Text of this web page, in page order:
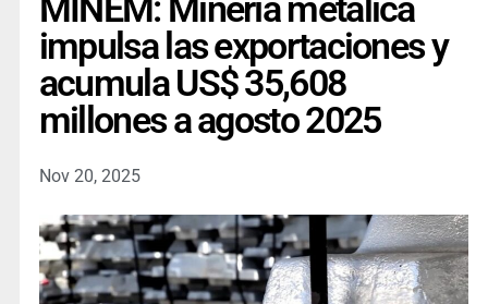
MINEM: Minería metálica
impulsa las exportaciones y
acumula US$ 35,608
millones a agosto 2025
Nov 20, 2025